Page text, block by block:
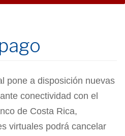
pone a disposición nuevas
conectividad con el
de Costa Rica,
virtuales podrá cancelar